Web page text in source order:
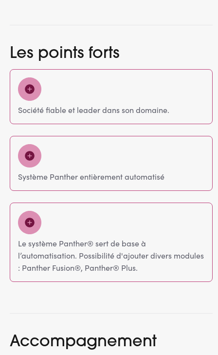
Les points forts
Société fiable et leader dans son domaine.
Système Panther entièrement automatisé
Le système Panther® sert de base à
l’automatisation. Possibilité d'ajouter divers modules
: Panther Fusion®, Panther® Plus.
Accompagnement